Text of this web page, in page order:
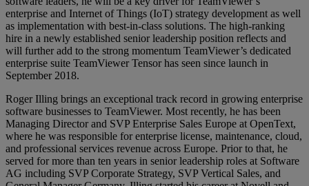
enterprise and Internet of Things (IoT) strategy development as well
as implementation with best-in-class solutions. The high-ranking
hire in a newly established senior leadership position reflects and
will further add to the strong momentum TeamViewer’s dedicated
enterprise suite TeamViewer Tensor has seen since launch in
September 2018.
Roger Illing brings an exceptional track record in growing enterprise
software businesses to TeamViewer. Most recently, he has been
Managing Director and SVP Enterprise Sales Europe at OpenText,
where he was responsible for enterprise license, maintenance, cloud,
and professional services revenue across Europe. Prior to that, he
served for more than ten years in senior leadership roles at Software
AG including SVP Corporate Strategy, SVP Vertical Sales, and